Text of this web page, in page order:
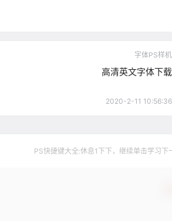
字体PS样机
高清英文字体下载
2020-2-11 10:56:36
PS快捷键大全:休息1下下，继续单击学习下